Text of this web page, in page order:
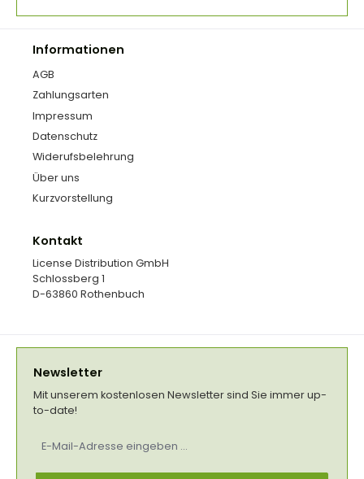
Informationen
AGB
Zahlungsarten
Impressum
Datenschutz
Widerufsbelehrung
Über uns
Kurzvorstellung
Kontakt
License Distribution GmbH
Schlossberg 1
D-63860 Rothenbuch
Newsletter
Mit unserem kostenlosen Newsletter sind Sie immer up-
to-date!
Mail-